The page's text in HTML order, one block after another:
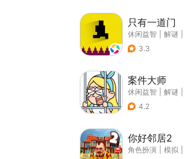
只有一道门
休闲益智 解谜
3.3
案件大师
休闲益智 解谜
4.2
你好邻居2
角色扮演 模拟